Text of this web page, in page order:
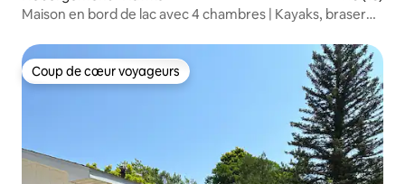
Maison en bord de lac avec 4 chambres | Kayaks, brasero
Coup de cœur voyageurs
Coup de cœur voyageurs